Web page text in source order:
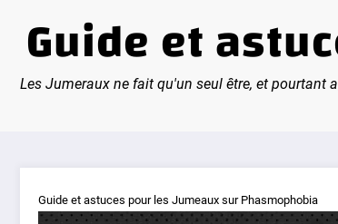
Guide et
Les Jumeraux ne fait qu'un seul être, et pourtant
Guide et astuces pour les Jumeaux sur Phasmophobia